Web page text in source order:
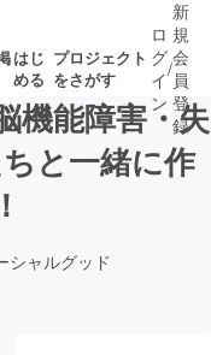
はじ
める
プロジェクト
をさがす
了が近いプ
ロ
グ
イ
ン
/
新
規
会
員
登
録
機能障害・失
と一緒に作
シャルグッド